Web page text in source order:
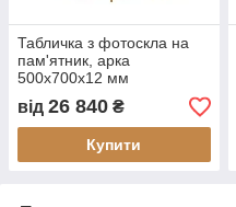
Табличка з фотоскла на
пам'ятник, арка
500х700х12 мм
від 26 840 ₴
Купити